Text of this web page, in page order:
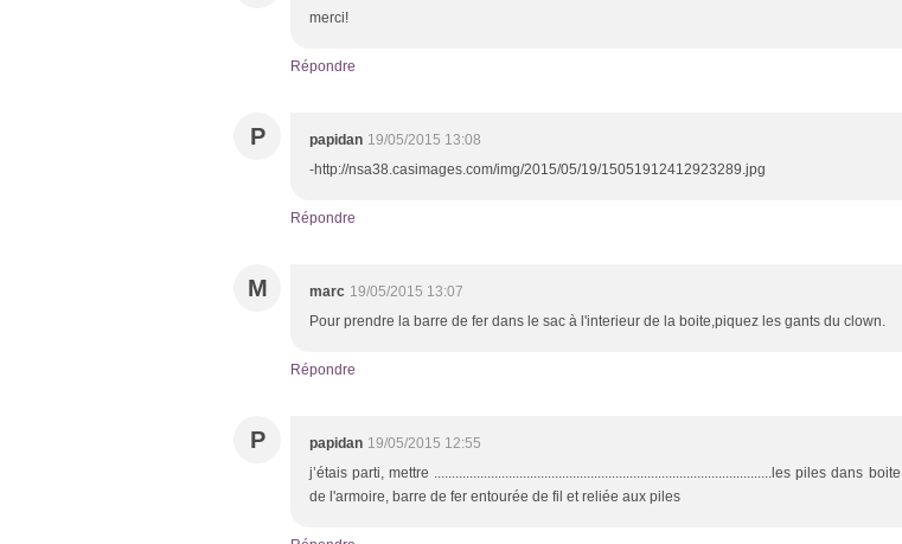
merci!
Répondre
P papidan 19/05/2015 13:08
-http://nsa38.casimages.com/img/2015/05/19/15051912412923289.jpg
Répondre
M marc 19/05/2015 13:07
Pour prendre la barre de fer dans le sac à l'interieur de la boite,piquez les gants du clown.
Répondre
P papidan 19/05/2015 12:55
j’étais parti, mettre ...............................................................................................les piles dans boite
de l'armoire, barre de fer entourée de fil et reliée aux piles